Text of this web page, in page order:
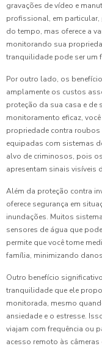
gravações de vídeo e
profissional, em
do tempo, mas oferece a
monitorando sua
tranquilidade pode ser um
Por outro lado, os
amplamente os custos
proteção da sua casa e de
monitoramento eficaz,
propriedade contra
equipadas com sistemas
alvo de criminosos, pois
apresentam sinais visíveis
Além da proteção contra
oferece segurança em
inundações. Muitos
sensores de água que
permite que você tome
família, minimizando
Outro benefício
tranquilidade que ele
monitorada, mesmo
ansiedade e o estresse.
viajam com frequência ou
acesso remoto às